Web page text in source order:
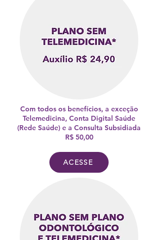
Com todos os benefícios, a exceção
Telemedicina, Conta Digital Saúde
(Rede Saúde) e a Consulta Subsidiada
R$ 50,00
ACESSE